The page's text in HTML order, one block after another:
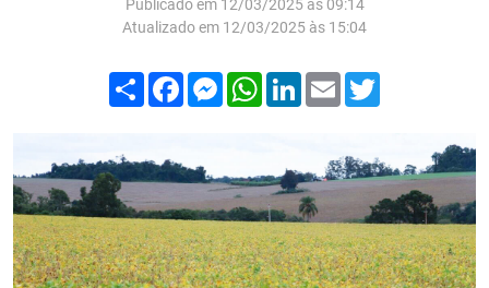
Publicado em 12/03/2025 às 09:14
Atualizado em 12/03/2025 às 15:04
Compartilhar
FacebookMessenger
WhatsApp
LinkedIn
Email